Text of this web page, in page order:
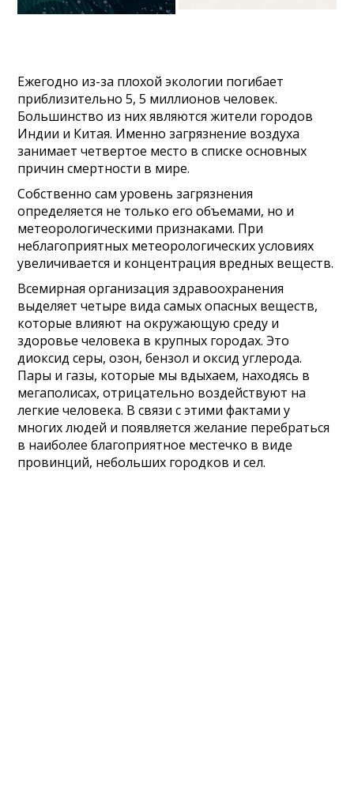
Ежегодно из-за плохой экологии погибает
приблизительно 5, 5 миллионов человек.
Большинство из них являются жители городов
Индии и Китая. Именно загрязнение воздуха
занимает четвертое место в списке основных
причин смертности в мире.
Собственно сам уровень загрязнения
определяется не только его объемами, но и
метеорологическими признаками. При
неблагоприятных метеорологических условиях
увеличивается и концентрация вредных веществ.
Всемирная организация здравоохранения
выделяет четыре вида самых опасных веществ,
которые влияют на окружающую среду и
здоровье человека в крупных городах. Это
диоксид серы, озон, бензол и оксид углерода.
Пары и газы, которые мы вдыхаем, находясь в
мегаполисах, отрицательно воздействуют на
легкие человека. В связи с этими фактами у
многих людей и появляется желание перебраться
в наиболее благоприятное местечко в виде
провинций, небольших городков и сел.